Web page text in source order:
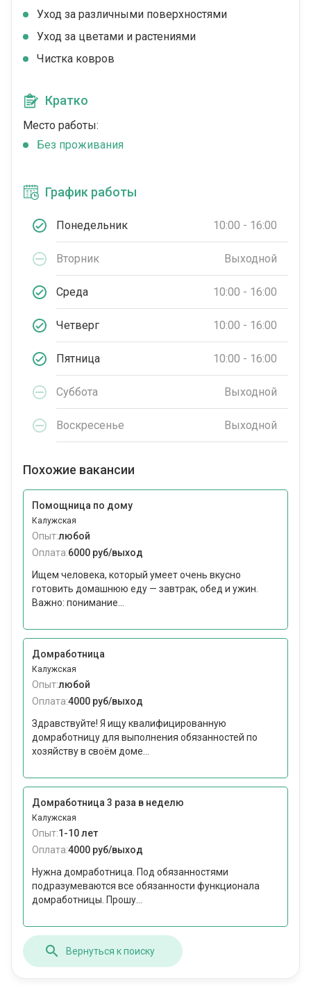
Уход за различными поверхностями
Уход за цветами и растениями
Чистка ковров
Кратко
Место работы:
Без проживания
График работы
Понедельник 10:00 - 16:00
Вторник Выходной
Среда 10:00 - 16:00
Четверг 10:00 - 16:00
Пятница 10:00 - 16:00
Суббота Выходной
Воскресенье Выходной
Похожие вакансии
Помощница по дому
Калужская
Опыт:любой
Оплата:6000 руб/выход
Ищем человека, который умеет очень вкусно
готовить домашнюю еду — завтрак, обед и ужин.
Важно: понимание...
Домработница
Калужская
Опыт:любой
Оплата:4000 руб/выход
Здравствуйте! Я ищу квалифицированную
домработницу для выполнения обязанностей по
хозяйству в своём доме...
Домработница 3 раза в неделю
Калужская
Опыт:1-10 лет
Оплата:4000 руб/выход
Нужна домработница. Под обязанностями
подразумеваются все обязанности функционала
домработницы. Прошу...
Вернуться к поиску